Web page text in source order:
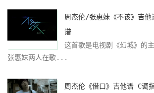
周杰伦/张惠妹《不该》吉他
谱
这首歌是电视剧《幻城》的
张惠妹两人在歌...
周杰伦《借口》吉他谱 C调